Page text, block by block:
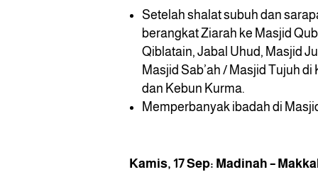
Setelah shalat subuh dan
berangkat Ziarah ke Masjid
Qiblatain, Jabal Uhud, Masjid
Masjid Sab’ah / Masjid Tujuh di
dan Kebun Kurma.
Memperbanyak ibadah di
Kamis, 17 Sep: Madinah –